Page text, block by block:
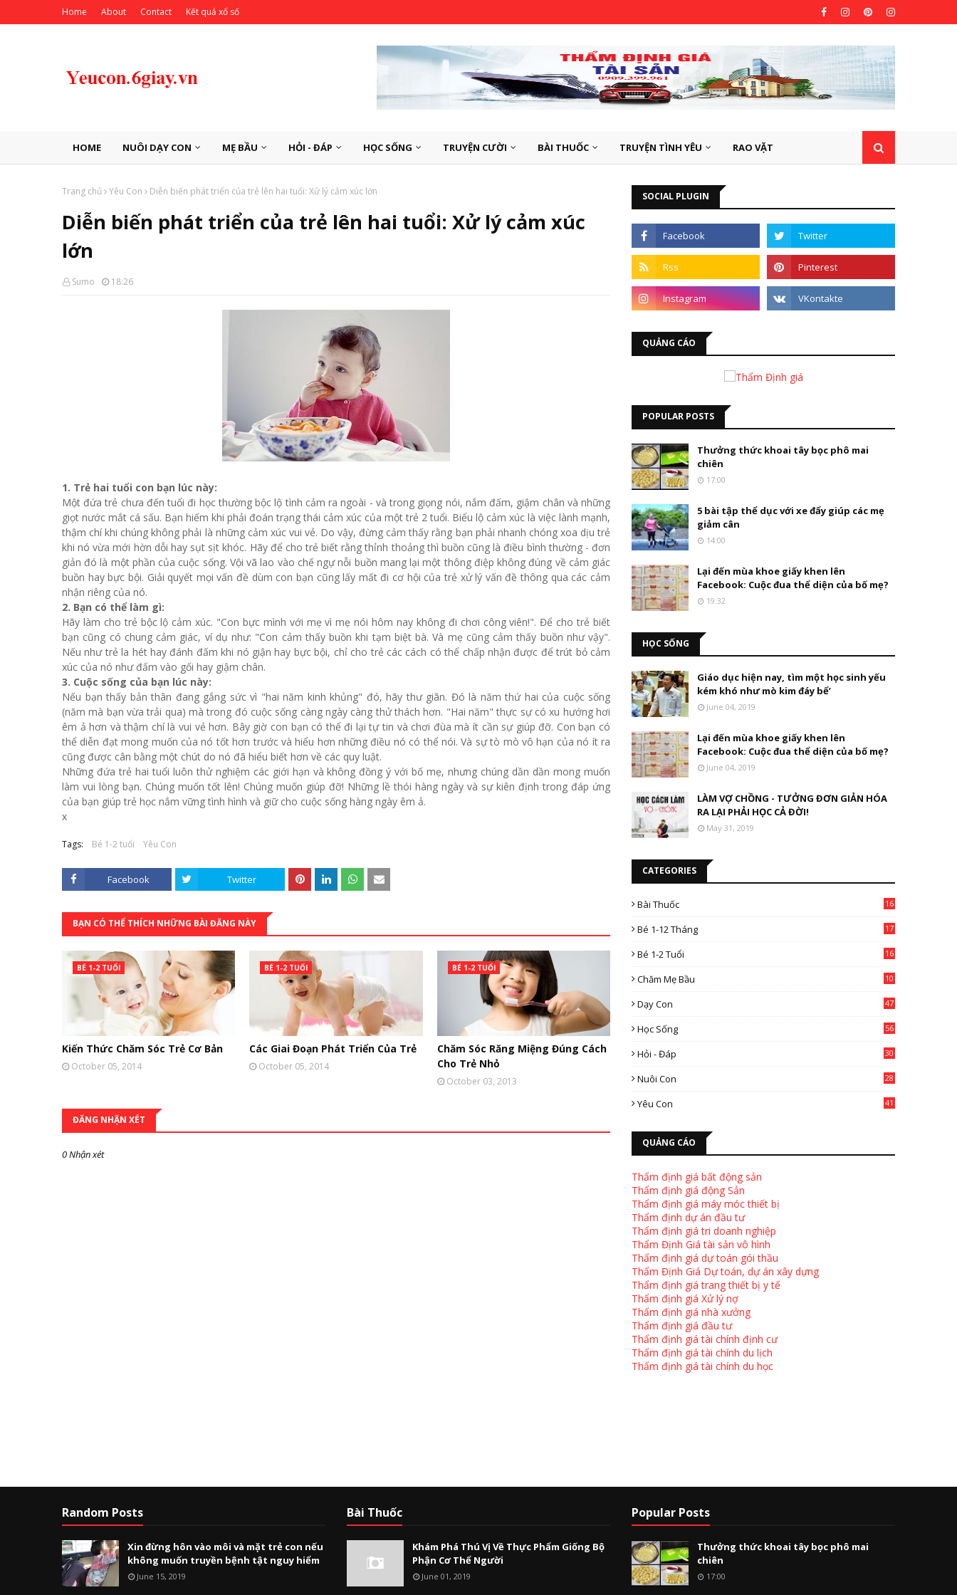
Home About Contact Kết quả xổ số
HOME NUÔI DẠY CON MẸ BẦU HỎI - ĐÁP HỌC SỐNG TRUYỆN CƯỜI BÀI THUỐC TRUYỆN TÌNH YÊU RAO VẶT
Trang chủ Yêu Con Diễn biến phát triển của trẻ lên hai tuổi: Xử lý cảm xúc lớn
Diễn biến phát triển của trẻ lên hai tuổi: Xử lý cảm xúc
lớn
Sumo 18:26
1. Trẻ hai tuổi con bạn lúc này:
Một đứa trẻ chưa đến tuổi đi học thường bộc lộ tình cảm ra ngoài - và trong giọng nói, nắm đấm, giậm chân và những
giọt nước mắt cá sấu. Bạn hiếm khi phải đoán trạng thái cảm xúc của một trẻ 2 tuổi. Biểu lộ cảm xúc là việc lành mạnh,
thậm chí khi chúng không phải là những cảm xúc vui vẻ. Do vậy, đừng cảm thấy rằng bạn phải nhanh chóng xoa dịu trẻ
khi nó vừa mới hờn dỗi hay sụt sịt khóc. Hãy để cho trẻ biết rằng thỉnh thoảng thì buồn cũng là điều bình thường - đơn
giản đó là một phần của cuộc sống. Vội vã lao vào chế ngự nỗi buồn mang lại một thông điệp không đúng về cảm giác
buồn hay bực bội. Giải quyết mọi vấn đề dùm con bạn cũng lấy mất đi cơ hội của trẻ xử lý vấn đề thông qua các cảm
nhận riêng của nó.
2. Bạn có thể làm gì:
Hãy làm cho trẻ bộc lộ cảm xúc. "Con bực mình với mẹ vì mẹ nói hôm nay không đi chơi công viên!". Để cho trẻ biết
bạn cũng có chung cảm giác, ví dụ như: "Con cảm thấy buồn khi tạm biệt bà. Và mẹ cũng cảm thấy buồn như vậy".
Nếu như trẻ la hét hay đánh đấm khi nó giận hay bực bội, chỉ cho trẻ các cách có thể chấp nhận được để trút bỏ cảm
xúc của nó như đấm vào gối hay giậm chân.
3. Cuộc sống của bạn lúc này:
Nếu bạn thấy bản thân đang gắng sức vì "hai năm kinh khủng" đó, hãy thư giãn. Đó là năm thứ hai của cuộc sống
(năm mà bạn vừa trải qua) mà trong đó cuộc sống càng ngày càng thử thách hơn. "Hai năm" thực sự có xu hướng hơi
êm ả hơn và thậm chí là vui vẻ hơn. Bây giờ con bạn có thể đi lại tự tin và chơi đùa mà ít cần sự giúp đỡ. Con bạn có
thể diễn đạt mong muốn của nó tốt hơn trước và hiểu hơn những điều nó có thể nói. Và sự tò mò vô hạn của nó ít ra
cũng được cân bằng một chút do nó đã hiểu biết hơn về các quy luật.
Những đứa trẻ hai tuổi luôn thử nghiệm các giới hạn và không đồng ý với bố mẹ, nhưng chúng dần dần mong muốn
làm vui lòng bạn. Chúng muốn tốt lên! Chúng muốn giúp đỡ! Những lề thói hàng ngày và sự kiên định trong đáp ứng
của bạn giúp trẻ học nắm vững tình hình và giữ cho cuộc sống hàng ngày êm ả.
x
Tags: Bé 1-2 tuổi Yêu Con
Facebook Twitter
BẠN CÓ THỂ THÍCH NHỮNG BÀI ĐĂNG NÀY
BÉ 1-2 TUỔI
Kiến Thức Chăm Sóc Trẻ Cơ Bản
October 05, 2014
BÉ 1-2 TUỔI
Các Giai Đoạn Phát Triển Của Trẻ
October 05, 2014
BÉ 1-2 TUỔI
Chăm Sóc Răng Miệng Đúng Cách
Cho Trẻ Nhỏ
October 03, 2013
ĐĂNG NHẬN XÉT
0 Nhận xét
SOCIAL PLUGIN
QUẢNG CÁO
POPULAR POSTS
Thưởng thức khoai tây bọc phô mai
chiên
17:00
5 bài tập thể dục với xe đẩy giúp các mẹ
giảm cân
14:00
Lại đến mùa khoe giấy khen lên
Facebook: Cuộc đua thể diện của bố mẹ?
19:32
HỌC SỐNG
Giáo dục hiện nay, tìm một học sinh yếu
kém khó như mò kim đáy bể’
June 04, 2019
Lại đến mùa khoe giấy khen lên
Facebook: Cuộc đua thể diện của bố mẹ?
June 04, 2019
LÀM VỢ CHỒNG - TƯỞNG ĐƠN GIẢN HÓA
RA LẠI PHẢI HỌC CẢ ĐỜI!
May 31, 2019
CATEGORIES
Bài Thuốc
16
Bé 1-12 Tháng 17
Bé 1-2 Tuổi 16
Chăm Mẹ Bầu
10
Dạy Con
47
Học Sống 56
Hỏi - Đáp 30
Nuôi Con
28
Yêu Con
41
QUẢNG CÁO
Thẩm định giá bất động sản
Thẩm định giá động Sản
Thẩm định giá máy móc thiết bị
Thẩm định dự án đầu tư
Thẩm định giá tri doanh nghiệp
Thẩm Định Giá tài sản vô hình
Thẩm định giá dự toán gói thầu
Thẩm Định Giá Dự toán, dự án xây dựng
Thẩm định giá trang thiết bị y tế
Thẩm định giá Xử lý nợ
Thẩm định giá nhà xưởng
Thẩm định giá đầu tư
Thẩm định giá tài chính định cư
Thẩm định giá tài chính du lịch
Thẩm định giá tài chính du học
Random Posts
Xin đừng hôn vào môi và mặt trẻ con nếu
không muốn truyền bệnh tật nguy hiểm
June 15, 2019
Bài Thuốc
Khám Phá Thú Vị Về Thực Phẩm Giống Bộ
Phận Cơ Thể Người
June 01, 2019
Popular Posts
Thưởng thức khoai tây bọc phô mai
chiên
17:00